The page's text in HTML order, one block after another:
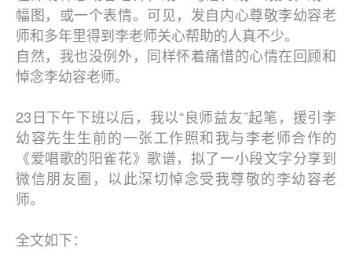
幅图，或一个表情。可见，发自内心尊敬李幼容老
师和多年里得到李老师关心帮助的人真不少。
自然，我也没例外，同样怀着痛惜的心情在回顾和
悼念李幼容老师。
23日下午下班以后，我以“良师益友”起笔，援引李
幼容先生生前的一张工作照和我与李老师合作的
《爱唱歌的阳雀花》歌谱，拟了一小段文字分享到
微信朋友圈，以此深切悼念受我尊敬的李幼容老
师。
全文如下：